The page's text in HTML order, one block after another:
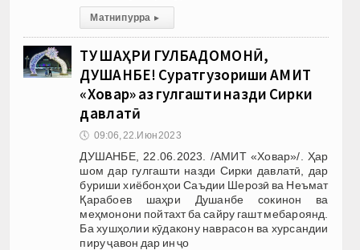
Матни пурра ▸
ТУ ШАҲРИ ГУЛБАДОМОНӢ,
ДУШАНБЕ! Суратгузориши АМИТ
«Ховар» аз гулгашти назди Сирки
давлатӣ
🕔 09:06, 22.Июн 2023
ДУШАНБЕ, 22.06.2023. /АМИТ «Ховар»/. Ҳар
шом дар гулгашти назди Сирки давлатӣ, дар
буриши хиёбонҳои Саъдии Шерозӣ ва Неъмат
Қарабоев шаҳри Душанбе сокинон ва
меҳмонони пойтахт ба сайру гашт мебароянд.
Ба хушҳолии кӯдакону наврасон ва хурсандии
пиру ҷавон дар ин ҷо